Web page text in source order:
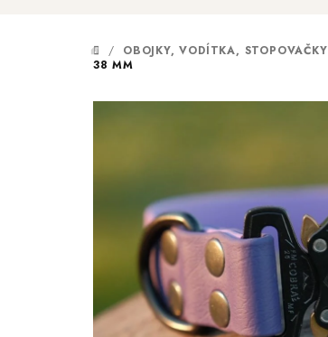
DOMŮ
/ OBOJKY, VODÍTKA, STOPOVAČKY
38 MM